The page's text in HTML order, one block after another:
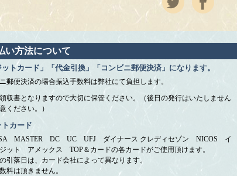
い方法について
トカード」「代金引換」「コンビニ郵便決済」になります。
郵便決済の場合振込手数料は弊社にて負担します。
収書となりますので大切に保管ください。（後日の発行はいたしません
ください。）
カード
MASTER DC UC UFJ ダイナース クレディセゾン NICOS イ
ット アメックス TOP＆カードの各カードがご使用頂けます。
引落日は、カード会社によって異なります。
料は頂きません。